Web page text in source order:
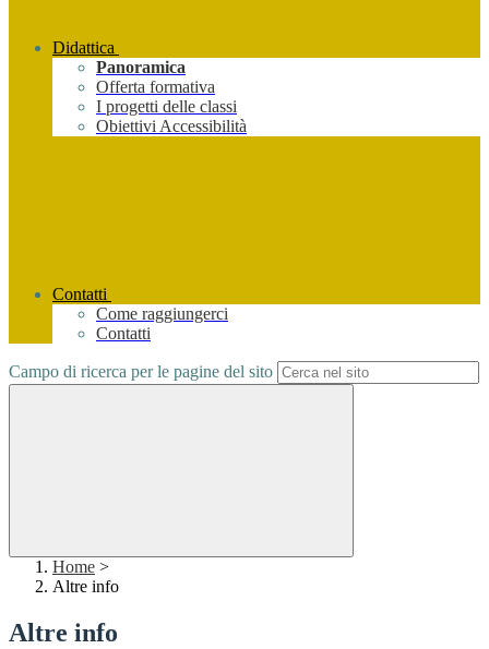
Didattica
Panoramica
Offerta formativa
I progetti delle classi
Obiettivi Accessibilità
Contatti
Come raggiungerci
Contatti
Campo di ricerca per le pagine del sito
Home >
Altre info
Altre info